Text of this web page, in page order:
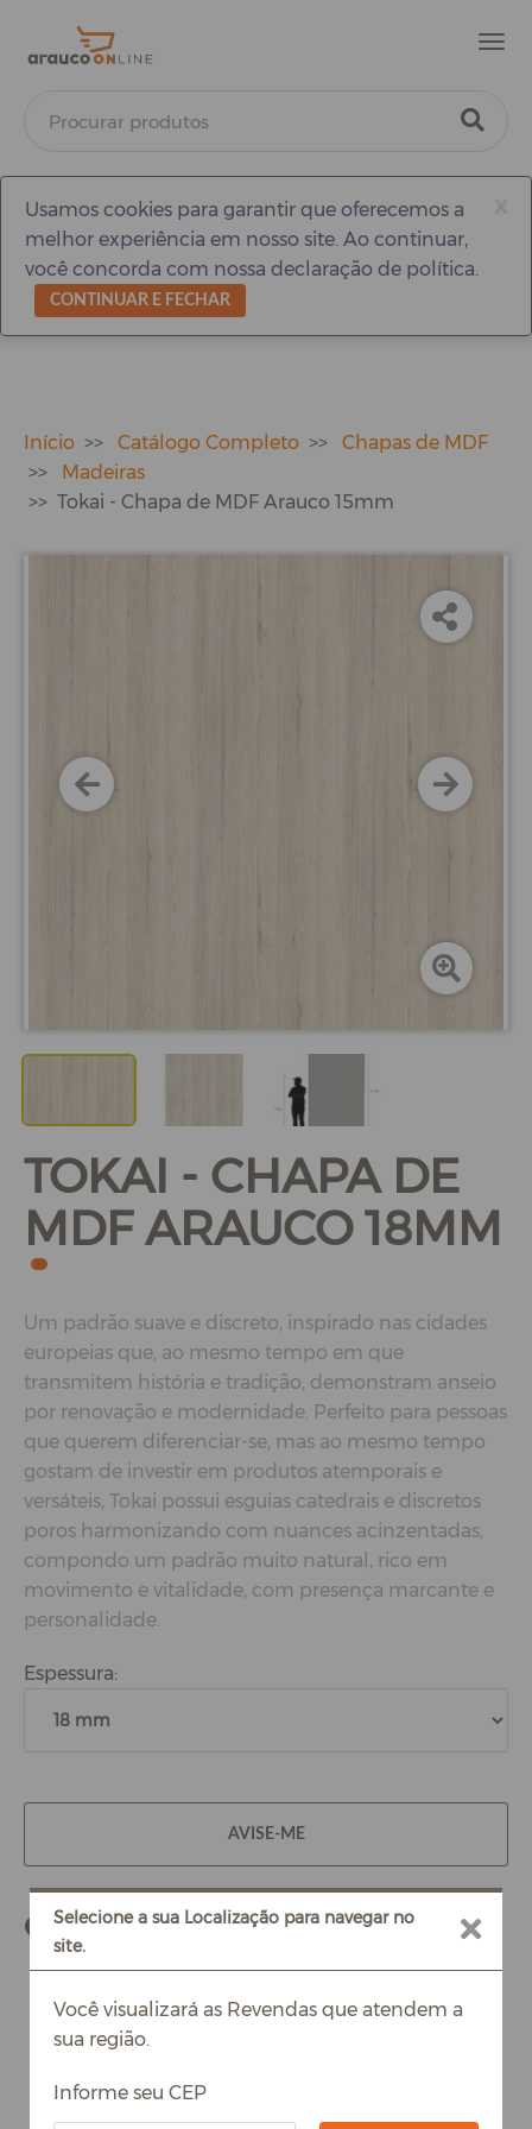
Usamos cookies para garantir que oferecemos a
melhor experiência em nosso site. Ao continuar,
você concorda com nossa declaração de política.
CONTINUAR E FECHAR
Início Catálogo Completo
Chapas de MDF
Madeiras
Tokai - Chapa de MDF Arauco 15mm
TOKAI - CHAPA DE
MDF ARAUCO 18MM
Um padrão suave e discreto, inspirado nas cidades
europeias que, ao mesmo tempo em que
transmitem história e tradição, demonstram anseio
por renovação e modernidade. Perfeito para pessoas
que querem diferenciar-se, mas ao mesmo tempo
gostam de investir em produtos atemporais e
versáteis, Tokai possui esguias catedrais e discretos
poros harmonizando com nuances acinzentadas,
compondo um padrão muito natural, rico em
movimento e vitalidade, com presença marcante e
personalidade.
Espessura:
AVISE-ME
Combina com
Você visualizará as Revendas que atendem a
sua região.
Informe seu CEP
Selecione a sua Localização para navegar no
site.